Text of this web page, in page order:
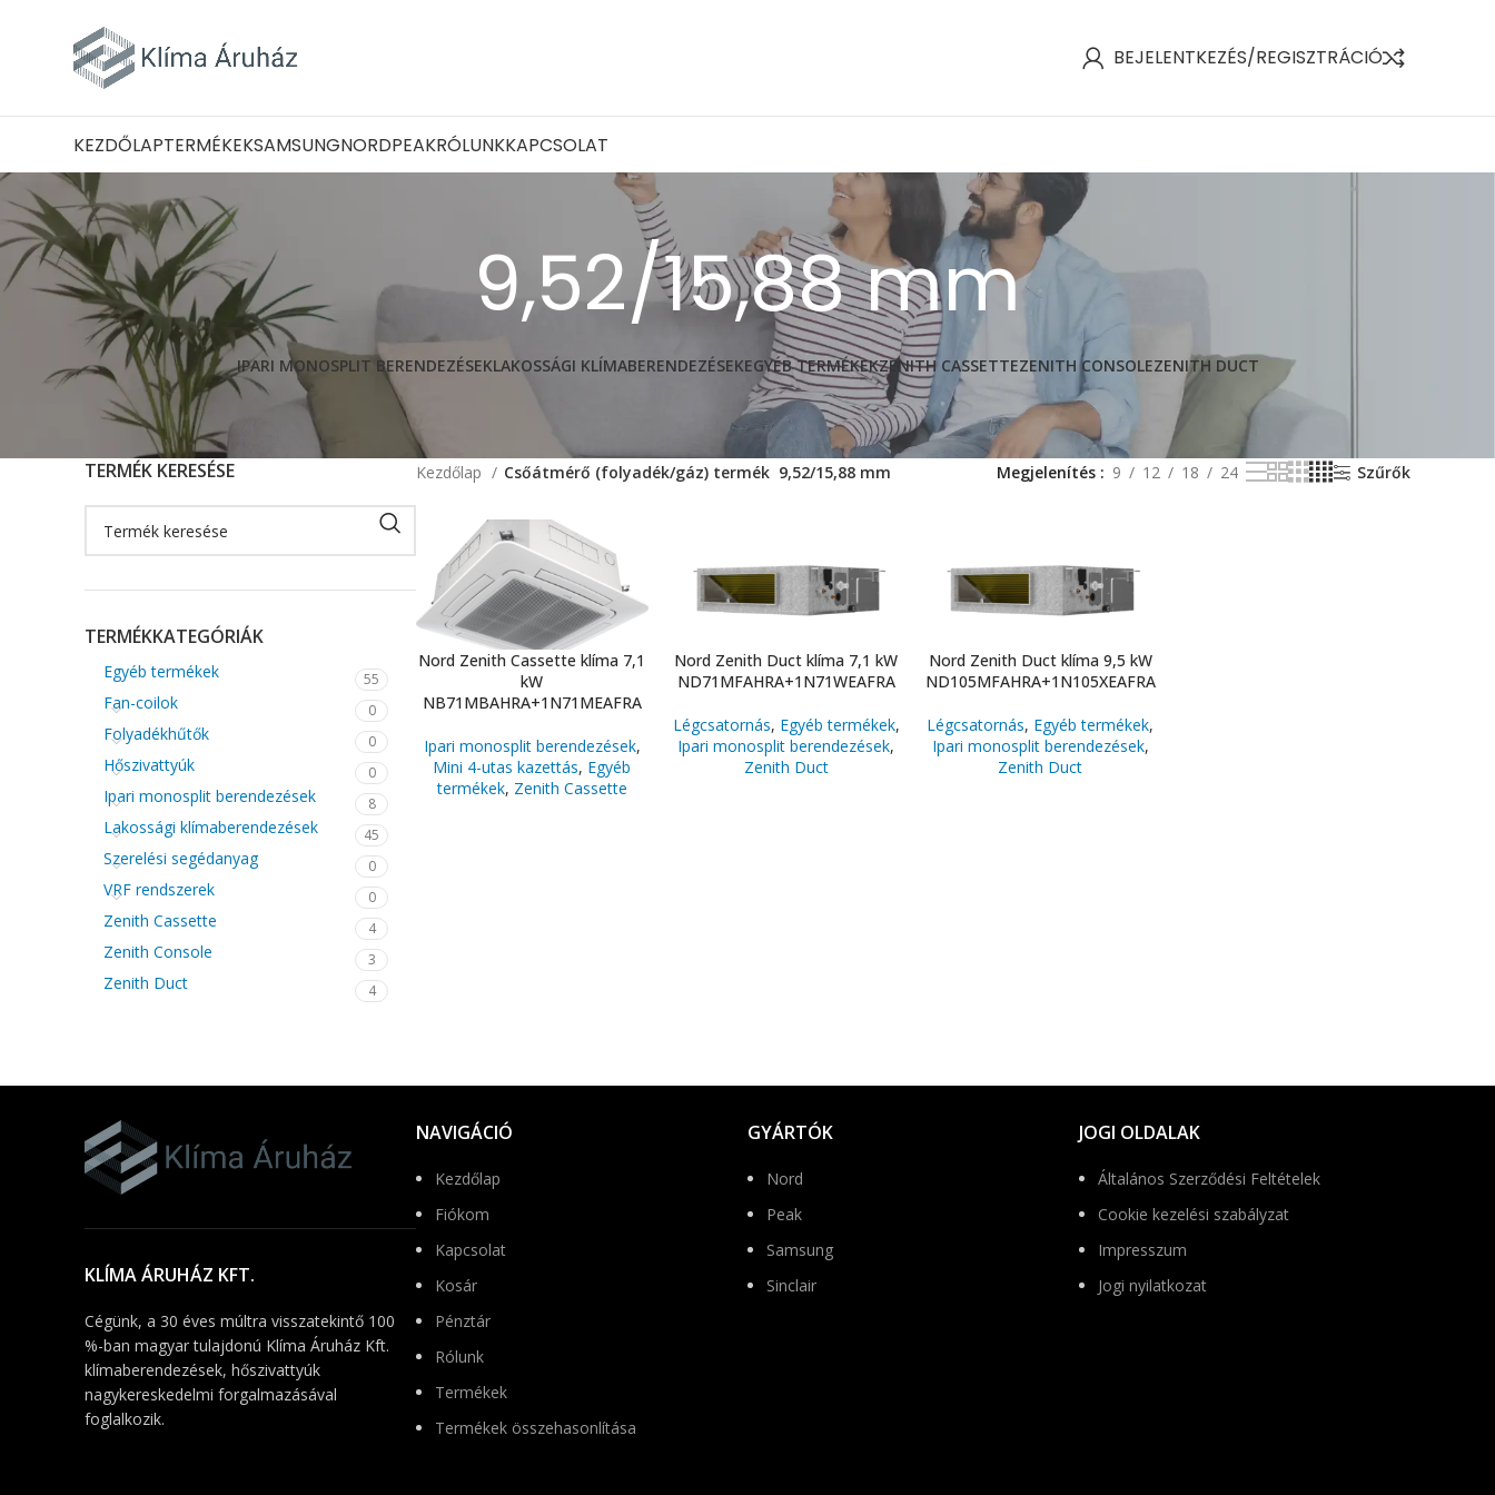
BEJELENTKEZÉS/REGISZTRÁCIÓ
KEZDŐLAPTERMÉKEKSAMSUNGNORDPEAKRÓLUNKKAPCSOLAT
9,52/15,88 mm
IPARI MONOSPLIT BERENDEZÉSEKLAKOSSÁGI KLÍMABERENDEZÉSEKEGYÉB TERMÉKEKZENITH CASSETTEZENITH CONSOLEZENITH DUCT
TERMÉK KERESÉSE
TERMÉKKATEGÓRIÁK
Egyéb termékek 55
Fan-coilok 0
Folyadékhűtők 0
Hőszivattyúk 0
Ipari monosplit berendezések 8
Lakossági klímaberendezések 45
Szerelési segédanyag 0
VRF rendszerek 0
Zenith Cassette 4
Zenith Console 3
Zenith Duct 4
Kezdőlap Csőátmérő (folyadék/gáz) termék 9,52/15,88 mm Megjelenítés 9 12 18 24 Szűrők
Nord Zenith Cassette klíma 7,1
kW
NB71MBAHRA+1N71MEAFRA
Ipari monosplit berendezések,
Mini 4-utas kazettás, Egyéb
termékek, Zenith Cassette
Nord Zenith Duct klíma 7,1 kW
ND71MFAHRA+1N71WEAFRA
Légcsatornás, Egyéb termékek,
Ipari monosplit berendezések,
Zenith Duct
Nord Zenith Duct klíma 9,5 kW
ND105MFAHRA+1N105XEAFRA
Légcsatornás, Egyéb termékek,
Ipari monosplit berendezések,
Zenith Duct
KLÍMA ÁRUHÁZ KFT.
Cégünk, a 30 éves múltra visszatekintő 100
%-ban magyar tulajdonú Klíma Áruház Kft.
klímaberendezések, hőszivattyúk
nagykereskedelmi forgalmazásával
foglalkozik.
NAVIGÁCIÓ
Kezdőlap
Fiókom
Kapcsolat
Kosár
Pénztár
Rólunk
Termékek
Termékek összehasonlítása
GYÁRTÓK
Nord
Peak
Samsung
Sinclair
JOGI OLDALAK
Általános Szerződési Feltételek
Cookie kezelési szabályzat
Impresszum
Jogi nyilatkozat